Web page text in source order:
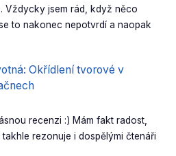
Vždycky jsem rád, když něco
to nakonec nepotvrdí a naopak
Okřídlení tvorové v
recenzi :) Mám fakt radost,
takhle rezonuje i dospělými čtenáři